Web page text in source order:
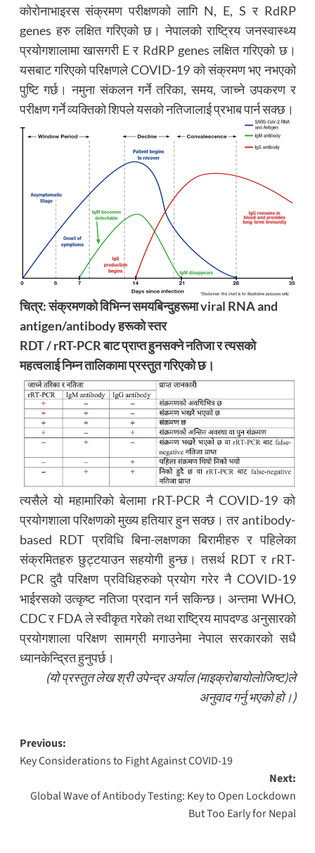
कोरोनाभाइरस संक्रमण परीक्षणको लागि N, E, S र RdRP
genes हरु लक्षित गरिएको छ। नेपालको राष्ट्रिय जनस्वास्थ्य
प्रयोगशालामा खासगरी E र RdRP genes लक्षित गरिएको छ।
यसबाट गरिएको परिक्षणले COVID-19 को संक्रमण भए नभएको
पुष्टि गर्छ। नमुना संकलन गर्ने तरिका, समय, जाच्ने उपकरण र
परीक्षण गर्ने व्यक्तिको शिपले यसको नतिजालाई प्रभाब पार्न सक्छ।
चित्र: संक्रमणको विभिन्न समयबिन्दुहरूमा viral RNA and
antigen/antibody हरूको स्तर
RDT / rRT-PCR बाट प्राप्त हुनसक्ने नतिजा र त्यसको
महत्वलाई निम्न तालिकामा प्रस्तुत गरिएको छ।
त्यसैले यो महामारिको बेलामा rRT-PCR नै COVID-19 को
प्रयोगशाला परिक्षणको मुख्य हतियार हुन सक्छ। तर antibody-
based RDT प्रविधि बिना-लक्षणका बिरामीहरु र पहिलेका
संक्रमितहरु छुट्टयाउन सहयोगी हुन्छ। तसर्थ RDT र rRT-
PCR दुवै परिक्षण प्रविधिहरुको प्रयोग गरेर नै COVID-19
भाईरसको उत्कृष्ट नतिजा प्रदान गर्न सकिन्छ। अन्तमा WHO,
CDC र FDA ले स्वीकृत गरेको तथा राष्ट्रिय मापदण्ड अनुसारको
प्रयोगशाला परिक्षण सामग्री मगाउनेमा नेपाल सरकारको सधै
ध्यानकेन्द्रित हुनुपर्छ।
(यो प्रस्तुत लेख श्री उपेन्द्र अर्याल (माइक्रोबायोलोजिष्ट)ले
अनुवाद गर्नु भएको हो।)
Post
navigation
Previous:
Key Considerations to Fight Against COVID-19
Next:
Global Wave of Antibody Testing: Key to Open Lockdown
But Too Early for Nepal